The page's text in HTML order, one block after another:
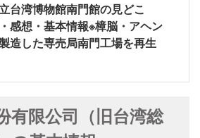
台湾博物館南門館の見どこ
感想・基本情報※樟脳・アヘン
造した専売局南門工場を再生
有限公司（旧台湾総